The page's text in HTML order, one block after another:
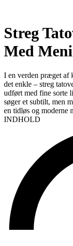
Streg
Med
I en verden præget af
det enkle – streg
udført med fine sorte
søger et subtilt, men
en tidløs og moderne
INDHOLD